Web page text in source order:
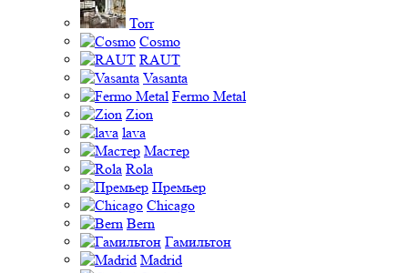
Torr
Cosmo
RAUT
Vasanta
Fermo Metal
Zion
lava
Мастер
Rola
Премьер
Chicago
Bern
Гамильтон
Madrid